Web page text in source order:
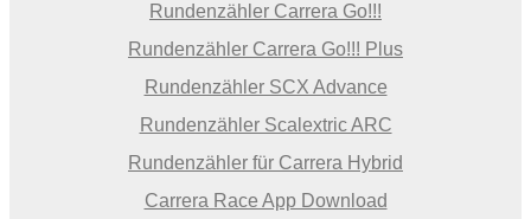
Rundenzähler Carrera Go!!!
Rundenzähler Carrera Go!!! Plus
Rundenzähler SCX Advance
Rundenzähler Scalextric ARC
Rundenzähler für Carrera Hybrid
Carrera Race App Download